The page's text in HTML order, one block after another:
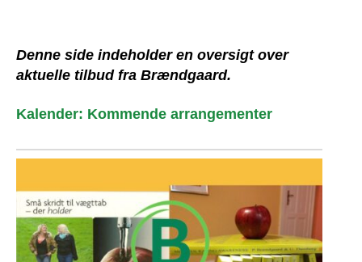
Denne side indeholder en oversigt over
aktuelle tilbud fra Brændgaard.
Kalender: Kommende arrangementer